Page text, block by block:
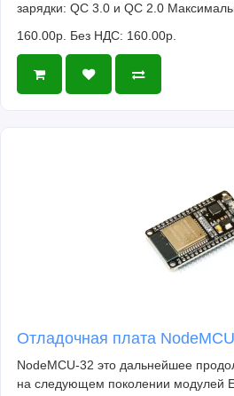
зарядки: QC 3.0 и QC 2.0
160.00р. Без НДС: 160.00р.
Отладочная плата
NodeMCU-32 это дальнейшее
на следующем поколении модулей